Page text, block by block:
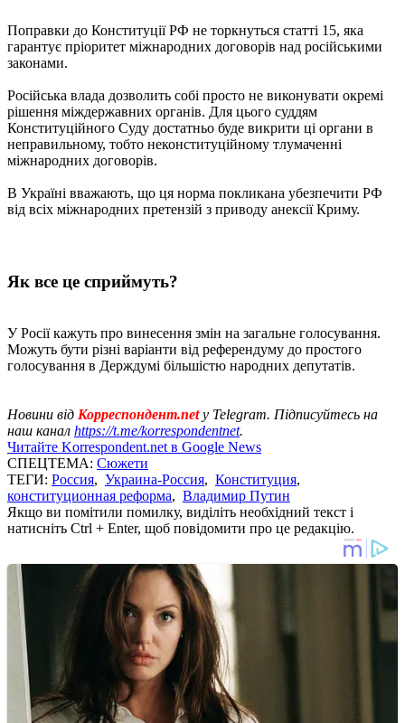
Поправки до Конституції РФ не торкнуться статті 15, яка
гарантує пріоритет міжнародних договорів над російськими
законами.
Російська влада дозволить собі просто не виконувати окремі
рішення міждержавних органів. Для цього суддям
Конституційного Суду достатньо буде викрити ці органи в
неправильному, тобто неконституційному тлумаченні
міжнародних договорів.
В Україні вважають, що ця норма покликана убезпечити РФ
від всіх міжнародних претензій з приводу анексії Криму.
Як все це сприймуть?
У Росії кажуть про винесення змін на загальне голосування.
Можуть бути різні варіанти від референдуму до простого
голосування в Держдумі більшістю народних депутатів.
Новини від Корреспондент.net у Telegram. Підписуйтесь на
наш канал https://t.me/korrespondentnet.
Читайте Korrespondent.net в Google News
СПЕЦТЕМА: Сюжети
ТЕГИ: Россия, Украина-Россия, Конституция,
конституционная реформа, Владимир Путин
Якщо ви помітили помилку, виділіть необхідний текст і
натисніть Ctrl + Enter, щоб повідомити про це редакцію.